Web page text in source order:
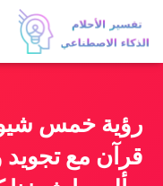
رؤية خمس
قرآن مع تجويد